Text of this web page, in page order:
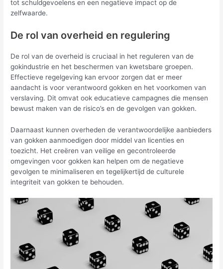
tot schuldgevoelens en een negatieve impact op de
zelfwaarde.
De rol van overheid en regulering
De rol van de overheid is cruciaal in het reguleren van de
gokindustrie en het beschermen van kwetsbare groepen.
Effectieve regelgeving kan ervoor zorgen dat er meer
aandacht is voor verantwoord gokken en het voorkomen van
verslaving. Dit omvat ook educatieve campagnes die mensen
bewust maken van de risico’s en de gevolgen van gokken.
Daarnaast kunnen overheden de verantwoordelijke aanbieders
van gokken aanmoedigen door middel van licenties en
toezicht. Het creëren van veilige en gecontroleerde
omgevingen voor gokken kan helpen om de negatieve
gevolgen te minimaliseren en tegelijkertijd de culturele
integriteit van gokken te behouden.